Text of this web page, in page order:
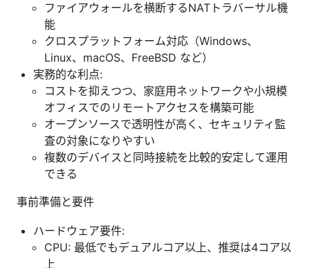
ファイアウォールを横断するNATトラバーサル機
能
クロスプラットフォーム対応（Windows、
Linux、macOS、FreeBSD など）
実務的な利点:
コストを抑えつつ、家庭用ネットワークや小規模
オフィスでのリモートアクセスを構築可能
オープンソースで透明性が高く、セキュリティ監
査の対象になりやすい
複数のデバイスと同時接続を比較的安定して運用
できる
事前準備と要件
ハードウェア要件:
CPU: 最低でもデュアルコア以上、推奨は4コア以
上